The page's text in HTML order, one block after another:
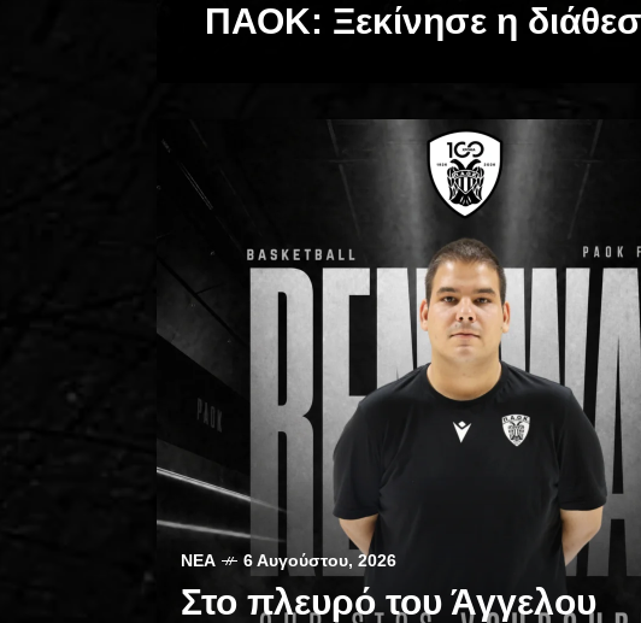
ΠΑΟΚ: Ξεκίνησε η
ΝΈΑ 6 Αυγούστου, 2026
Στο πλευρό του Άγγελου